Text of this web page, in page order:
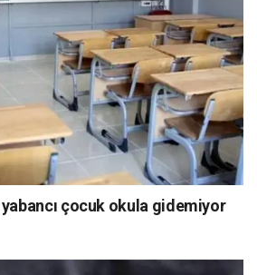
çocuk okula gidemiyor